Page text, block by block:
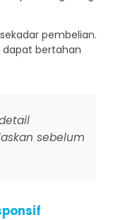
pembelian.
dapat bertahan
sebelum